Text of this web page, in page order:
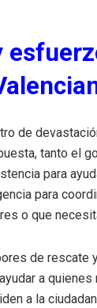
de
tanto el
para
para
o que
de
a
a la